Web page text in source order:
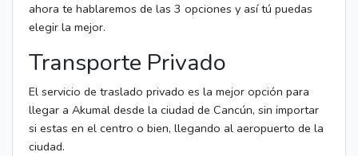
ahora te hablaremos de las 3 opciones y así tú puedas
elegir la mejor.
Transporte Privado
El servicio de traslado privado es la mejor opción para
llegar a Akumal desde la ciudad de Cancún, sin importar
si estas en el centro o bien, llegando al aeropuerto de la
ciudad.